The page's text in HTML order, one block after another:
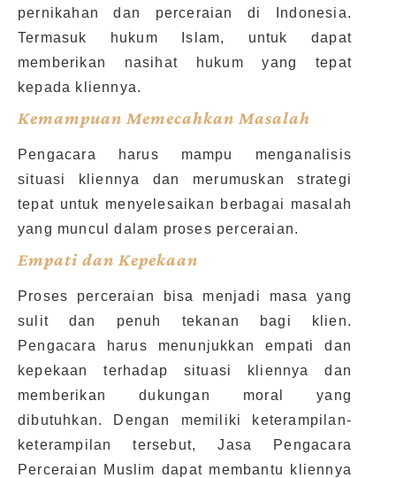
pernikahan dan perceraian di Indonesia.
Termasuk hukum Islam, untuk dapat
memberikan nasihat hukum yang tepat
kepada kliennya.
Kemampuan Memecahkan Masalah
Pengacara harus mampu menganalisis
situasi kliennya dan merumuskan strategi
tepat untuk menyelesaikan berbagai masalah
yang muncul dalam proses perceraian.
Empati dan Kepekaan
Proses perceraian bisa menjadi masa yang
sulit dan penuh tekanan bagi klien.
Pengacara harus menunjukkan empati dan
kepekaan terhadap situasi kliennya dan
memberikan dukungan moral yang
dibutuhkan. Dengan memiliki keterampilan-
keterampilan tersebut, Jasa Pengacara
Perceraian Muslim dapat membantu kliennya